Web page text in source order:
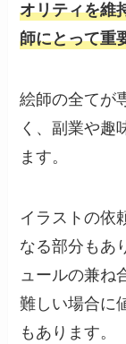
オリティを維
師にとって重
絵師の全てが
く、副業や趣
ます。
イラストの依
なる部分もあ
ュールの兼ね
難しい場合に
もあります。